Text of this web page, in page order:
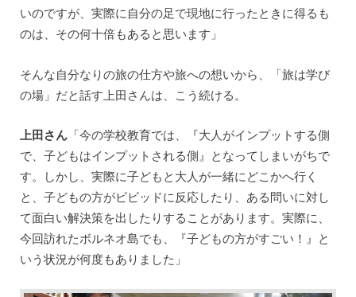
いのですが、実際に自分の足で現地に行ったときに得るも
のは、その何十倍もあると思います」
そんな自分なりの旅の仕方や旅への想いから、「旅は学び
の場」だと話す上田さんは、こう続ける。
上田さん「今の学校教育では、『大人がインプットする側
で、子どもはインプットされる側』となってしまいがちで
す。しかし、実際に子どもと大人が一緒にどこかへ行く
と、子どもの方がビビッドに反応したり、ある問いに対し
て面白い解決策を出したりすることがあります。実際に、
今回訪れたボルネオ島でも、『子どもの方がすごい！』と
いう状況が何度もありました」